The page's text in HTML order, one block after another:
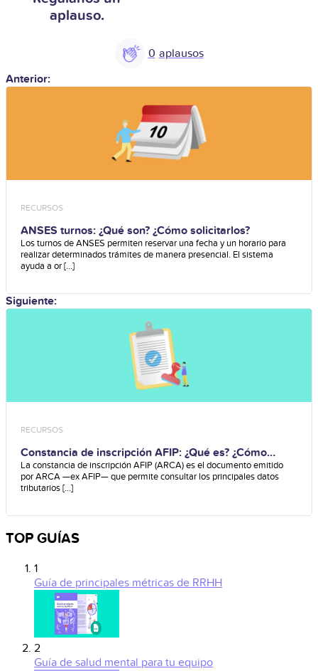
aplauso.
0
Anterior:
RECURSOS
ANSES turnos: ¿Qué son? ¿Cómo solicitarlos?
Los turnos de ANSES permiten reservar una fecha y un horario para
realizar determinados trámites de manera presencial. El sistema
ayuda a or [...]
Siguiente:
RECURSOS
Constancia de inscripción AFIP: ¿Qué es? ¿Cómo
obtenerla?
La constancia de inscripción AFIP (ARCA) es el documento emitido
por ARCA —ex AFIP— que permite consultar los principales datos
tributarios [...]
TOP GUÍAS
1
Guía de principales métricas de RRHH
2
Guía de salud mental para tu equipo